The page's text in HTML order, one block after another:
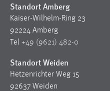
Standort Amberg
Kaiser-Wilhelm-Ring 23
92224 Amberg
Tel +49 (9621) 482-0
Standort Weiden
Hetzenrichter Weg 15
92637 Weiden